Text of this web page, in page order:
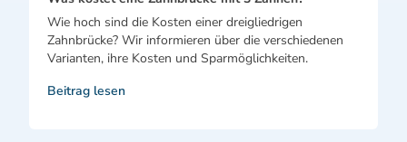
Wie hoch sind die Kosten einer dreigliedrigen
Zahnbrücke? Wir informieren über die verschiedenen
Varianten, ihre Kosten und Sparmöglichkeiten.
Beitrag lesen